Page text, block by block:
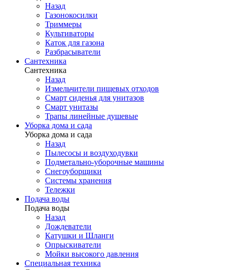
Назад
Газонокосилки
Триммеры
Культиваторы
Каток для газона
Разбрасыватели
Сантехника
Сантехника
Назад
Измельчители пищевых отходов
Смарт сиденья для унитазов
Смарт унитазы
Трапы линейные душевые
Уборка дома и сада
Уборка дома и сада
Назад
Пылесосы и воздуходувки
Подметально-уборочные машины
Снегоуборщики
Системы хранения
Тележки
Подача воды
Подача воды
Назад
Дождеватели
Катушки и Шланги
Опрыскиватели
Мойки высокого давления
Специальная техника